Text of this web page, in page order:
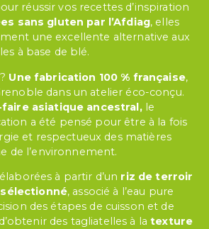
réussir vos recettes d’inspiration
sans gluten par l’Afdiag, elles
une excellente alternative aux
à base de blé.
Une fabrication 100 % française,
dans un atelier éco-conçu.
asiatique ancestral,le
a été pensé pour être à la fois
et respectueux des matières
de l’environnement.
à partir d’un riz de terroir
, associé à l’eau pure
des étapes de cuisson et de
des tagliatelles à latexture